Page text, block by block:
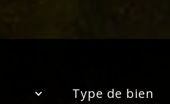
de
bien
Type de bien